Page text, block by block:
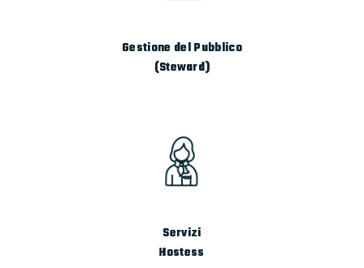
Gestione del Pubblico
(Steward)
Servizi
Hostess